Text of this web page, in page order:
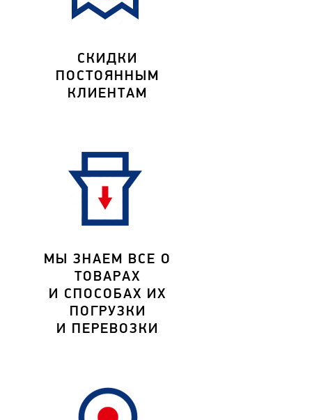
СКИДКИ
ПОСТОЯННЫМ
КЛИЕНТАМ
МЫ ЗНАЕМ ВСЕ О
ТОВАРАХ
И СПОСОБАХ ИХ
ПОГРУЗКИ
И ПЕРЕВОЗКИ